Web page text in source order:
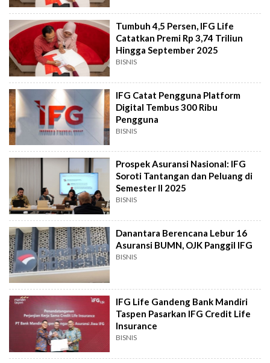
Tumbuh 4,5 Persen, IFG Life
Catatkan Premi Rp 3,74 Triliun
Hingga September 2025
BISNIS
IFG Catat Pengguna Platform
Digital Tembus 300 Ribu
Pengguna
BISNIS
Prospek Asuransi Nasional: IFG
Soroti Tantangan dan Peluang di
Semester II 2025
BISNIS
Danantara Berencana Lebur 16
Asuransi BUMN, OJK Panggil IFG
BISNIS
IFG Life Gandeng Bank Mandiri
Taspen Pasarkan IFG Credit Life
Insurance
BISNIS